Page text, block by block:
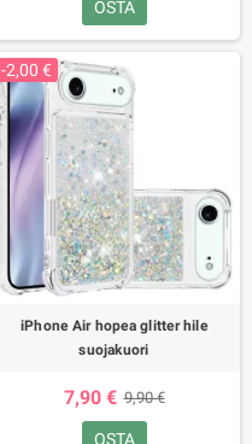
OSTA
-2,00 €
iPhone Air hopea glitter hile
suojakuori
7,90 € 9,90 €
OSTA